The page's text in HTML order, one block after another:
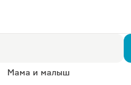
Мама и малыш